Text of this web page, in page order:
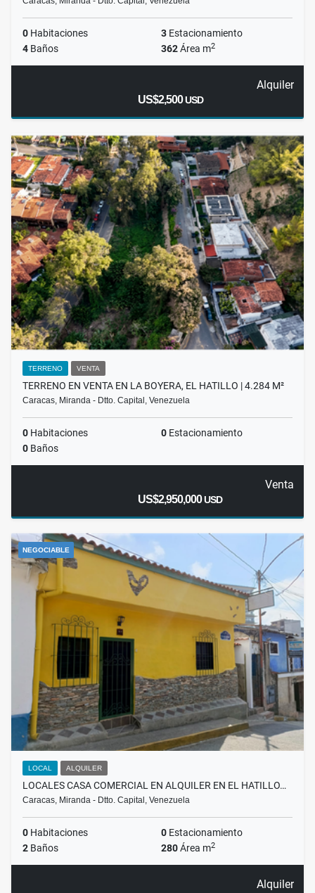
0 Habitaciones 3 Estacionamiento
4 Baños 362Área m2
Alquiler
US$2,500USD
TERRENO VENTA
TERRENO EN VENTA EN LA BOYERA, EL HATILLO | 4.284 M²
Caracas, Miranda - Dtto. Capital, Venezuela
0 Habitaciones 0 Estacionamiento
0 Baños
Venta
US$2,950,000USD
NEGOCIABLE
LOCAL ALQUILER
LOCALES CASA COMERCIAL EN ALQUILER EN EL HATILLO…
Caracas, Miranda - Dtto. Capital, Venezuela
0 Habitaciones 0 Estacionamiento
2 Baños 280Área m2
Alquiler